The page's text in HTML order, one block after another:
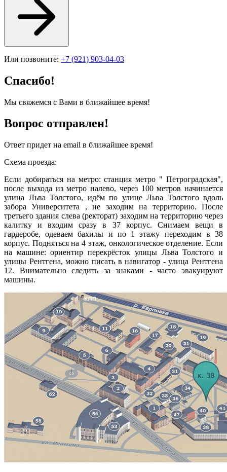
Или позвоните: +7 (921) 903-04-03
Спасибо!
Мы свяжемся с Вами в ближайшее время!
Вопрос отправлен!
Ответ придет на email в ближайшее время!
Схема проезда:
Если добираться на метро: станция метро " Петроградская",
после выхода из метро налево, через 100 метров начинается
улица Льва Толстого, идём по улице Льва Толстого вдоль
забора Университета , не заходим на территорию. После
третьего здания слева (ректорат) заходим на территорию через
калитку и входим сразу в 37 корпус. Снимаем вещи в
гардеробе, одеваем бахилы и по 1 этажу переходим в 38
корпус. Подняться на 4 этаж, онкологическое отделение. Если
на машине: ориентир перекрёсток улицы Льва Толстого и
улицы Рентгена, можно писать в навигатор - улица Рентгена
12. Внимательно следить за знаками - часто эвакуируют
машины.